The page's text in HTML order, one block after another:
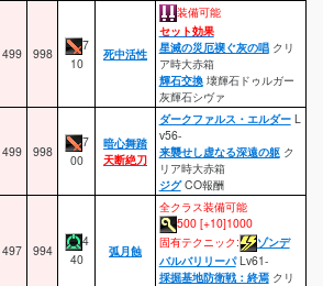
499 998
7
10
死中活性
装備可能
セット効果
星滅の災厄禊ぐ灰の唱クリ
ア時大赤箱
輝石交換壊輝石ドゥルガー
灰輝石シヴァ
499 998
7
00
暗心舞踏
天断絶刀
ダークファルス・エルダーL
v56-
来襲せし虚なる深遠の躯ク
リア時大赤箱
ジグCO報酬
497 994
4
40
弧月蝕
全クラス装備可能
500 [+10]1000
固有テクニック:
ゾンデ
バルバリリーパLv61-
採掘基地防衛戦：終焉クリ